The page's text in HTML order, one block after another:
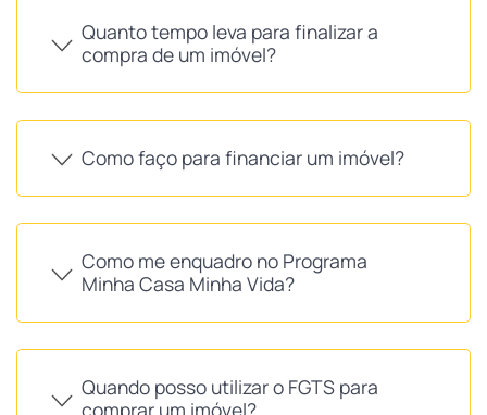
Quanto tempo leva para finalizar a
compra de um imóvel?
Como faço para financiar um imóvel?
Como me enquadro no Programa
Minha Casa Minha Vida?
Quando posso utilizar o FGTS para
comprar um imóvel?